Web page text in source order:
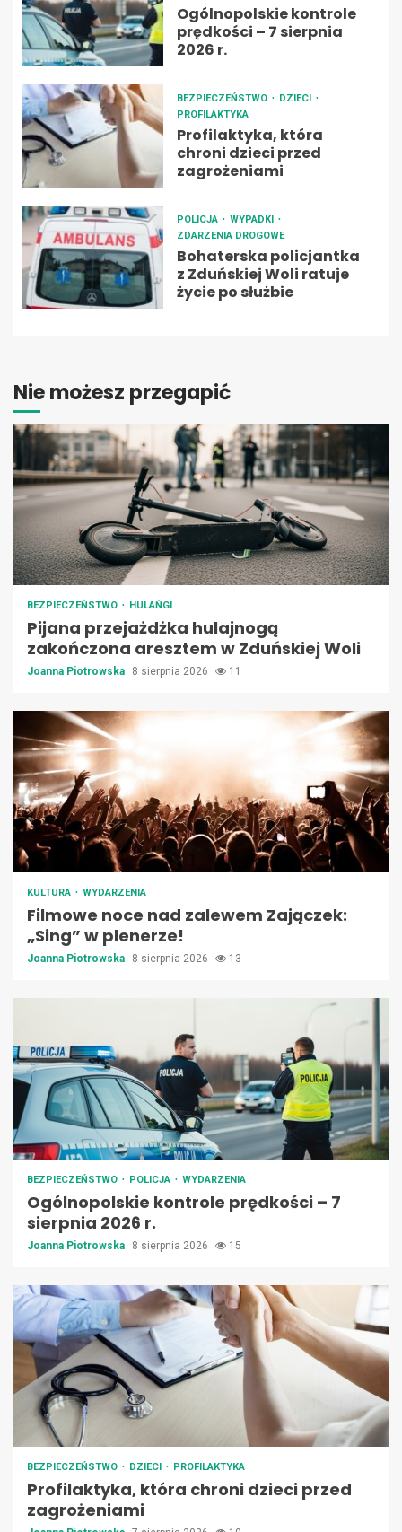
Ogólnopolskie kontrole
prędkości – 7 sierpnia
2026 r.
BEZPIECZEŃSTWO
DZIECI
PROFILAKTYKA
Profilaktyka, która
chroni dzieci przed
zagrożeniami
POLICJA
WYPADKI
ZDARZENIA DROGOWE
Bohaterska policjantka
z Zduńskiej Woli ratuje
życie po służbie
Nie możesz przegapić
BEZPIECZEŃSTWO HULAŃGI
Pijana przejażdżka hulajnogą
zakończona aresztem w Zduńskiej Woli
Joanna Piotrowska 8 sierpnia 2026 11
KULTURA WYDARZENIA
Filmowe noce nad zalewem Zajączek:
„Sing” w plenerze!
Joanna Piotrowska 8 sierpnia 2026 13
BEZPIECZEŃSTWO POLICJA WYDARZENIA
Ogólnopolskie kontrole prędkości – 7
sierpnia 2026 r.
Joanna Piotrowska 8 sierpnia 2026 15
BEZPIECZEŃSTWO DZIECI PROFILAKTYKA
Profilaktyka, która chroni dzieci przed
zagrożeniami